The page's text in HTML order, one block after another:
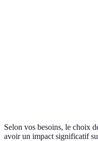
Selon vos besoins, le choix
avoir un impact significatif